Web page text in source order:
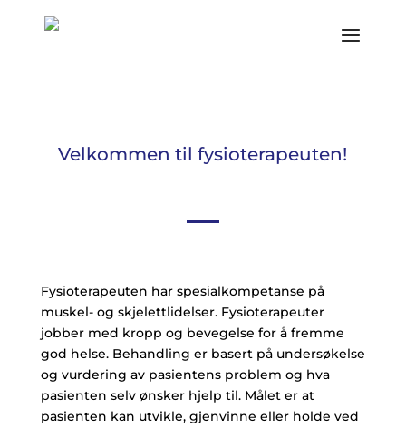
Velkommen til fysioterapeuten!
Fysioterapeuten har spesialkompetanse på
muskel- og skjelettlidelser. Fysioterapeuter
jobber med kropp og bevegelse for å fremme
god helse. Behandling er basert på undersøkelse
og vurdering av pasientens problem og hva
pasienten selv ønsker hjelp til. Målet er at
pasienten kan utvikle, gjenvinne eller holde ved